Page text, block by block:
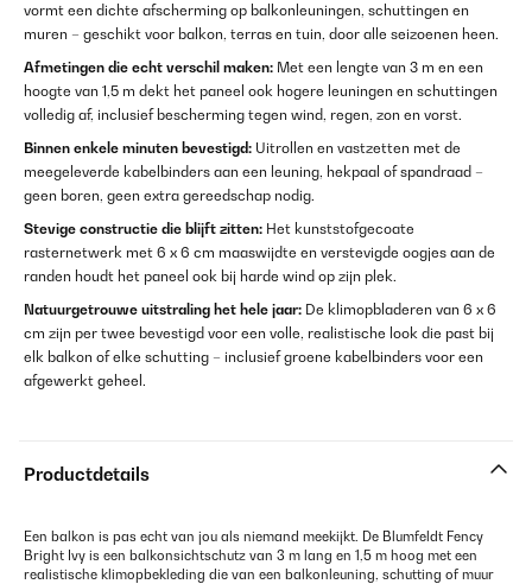
vormt een dichte afscherming op balkonleuningen, schuttingen en
muren – geschikt voor balkon, terras en tuin, door alle seizoenen heen.
Afmetingen die echt verschil maken: Met een lengte van 3 m en een
hoogte van 1,5 m dekt het paneel ook hogere leuningen en schuttingen
volledig af, inclusief bescherming tegen wind, regen, zon en vorst.
Binnen enkele minuten bevestigd: Uitrollen en vastzetten met de
meegeleverde kabelbinders aan een leuning, hekpaal of spandraad –
geen boren, geen extra gereedschap nodig.
Stevige constructie die blijft zitten: Het kunststofgecoate
rasternetwerk met 6 x 6 cm maaswijdte en verstevigde oogjes aan de
randen houdt het paneel ook bij harde wind op zijn plek.
Natuurgetrouwe uitstraling het hele jaar: De klimopbladeren van 6 x 6
cm zijn per twee bevestigd voor een volle, realistische look die past bij
elk balkon of elke schutting – inclusief groene kabelbinders voor een
afgewerkt geheel.
Productdetails
Een balkon is pas echt van jou als niemand meekijkt. De Blumfeldt Fency
Bright Ivy is een balkonsichtschutz van 3 m lang en 1,5 m hoog met een
realistische klimopbekleding die van een balkonleuning, schutting of muur